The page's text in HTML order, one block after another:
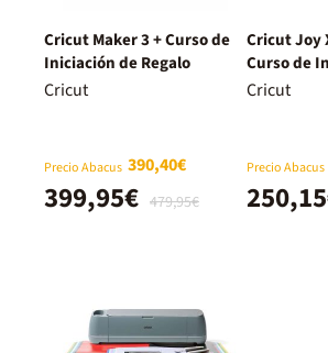
Cricut Maker 3 + Curso de
Iniciación de Regalo
Cricut
Precio Abacus 390,40€
479,95€
399,95€
Cricut Joy
Curso de
Regalo
Cricut
Precio Abacus